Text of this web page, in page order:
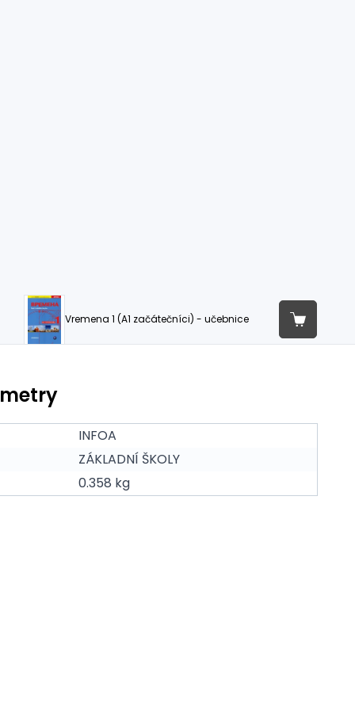
Vremena 1 (A1 začátečníci) - učebnice
INFOA
ZÁKLADNÍ ŠKOLY
0.358 kg